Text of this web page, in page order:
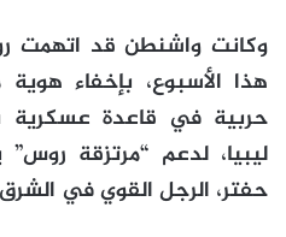
وكانت واشنطن قد اتهمت
حربية في قاعدة عسكرية
ليبيا، لدعم “مرتزقة
حفتر، الرجل القوي في